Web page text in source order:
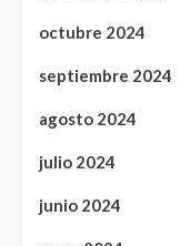
octubre 2024
septiembre 2024
agosto 2024
julio 2024
junio 2024